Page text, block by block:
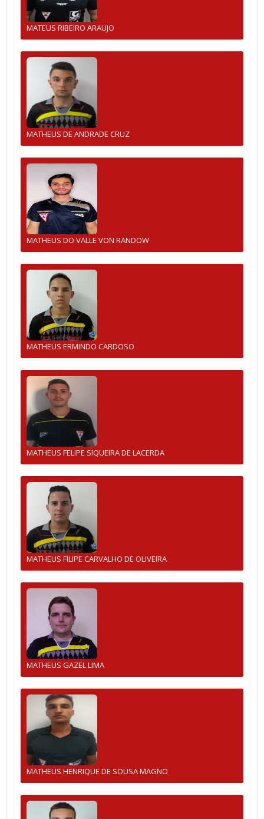
MATEUS RIBEIRO ARAUJO
MATHEUS DE ANDRADE CRUZ
MATHEUS DO VALLE VON RANDOW
MATHEUS ERMINDO CARDOSO
MATHEUS FELIPE SIQUEIRA DE LACERDA
MATHEUS FILIPE CARVALHO DE OLIVEIRA
MATHEUS GAZEL LIMA
MATHEUS HENRIQUE DE SOUSA MAGNO